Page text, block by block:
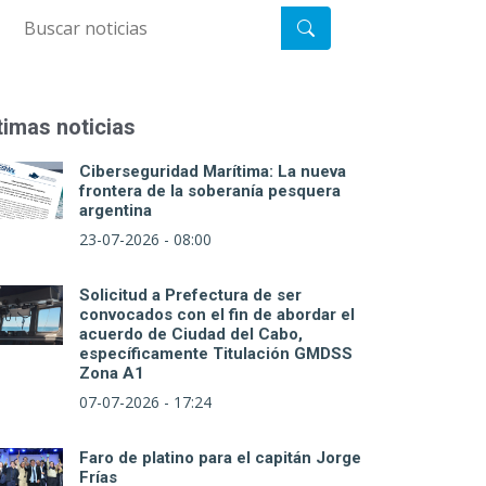
noticias
Ciberseguridad Marítima: La nueva
frontera de la soberanía pesquera
argentina
23-07-2026 - 08:00
Solicitud a Prefectura de ser
convocados con el fin de abordar el
acuerdo de Ciudad del Cabo,
específicamente Titulación GMDSS
Zona A1
07-07-2026 - 17:24
Faro de platino para el capitán Jorge
Frías